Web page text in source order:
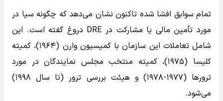
تمام سوابق افشا شده تاکنون نشان می‌دهد که چگونه سیا در
مورد تأمین مالی یا مشارکت در DRE دروغ گفته است. این
شامل تعاملات این سازمان با کمیسیون وارن (۱۹۶۴)، کمیته
کلیسا (۱۹۷۵)، کمیته منتخب مجلس نمایندگان در مورد
ترورها (۱۹۷۷-۱۹۷۸) و هیئت بررسی ترور (تا سال ۱۹۹۸)
می‌شود.